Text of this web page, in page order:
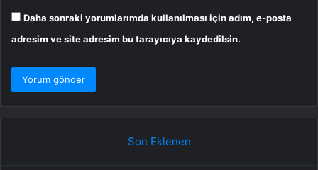
Daha sonraki yorumlarımda kullanılması için adım, e-posta
adresim ve site adresim bu tarayıcıya kaydedilsin.
Son Eklenen